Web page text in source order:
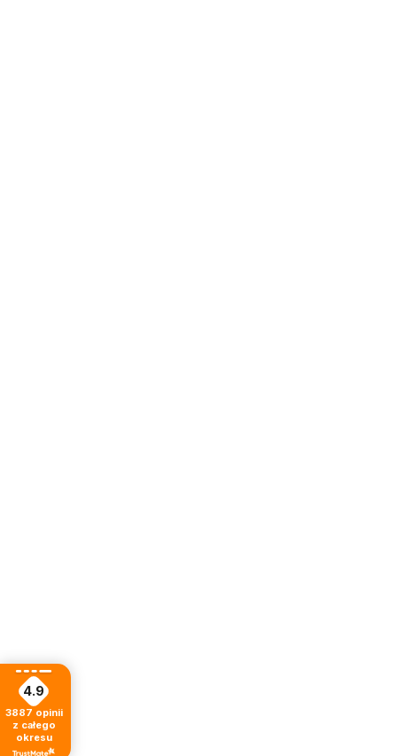
4.9
3887 opinii
z całego
okresu